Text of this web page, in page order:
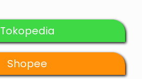
Tokopedia
Shopee